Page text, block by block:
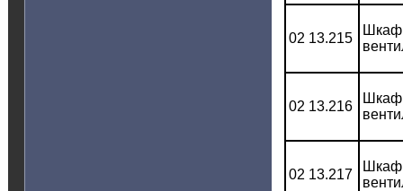
02 13.215
Шкаф
02 13.216
Шкаф
02 13.217
Шкаф